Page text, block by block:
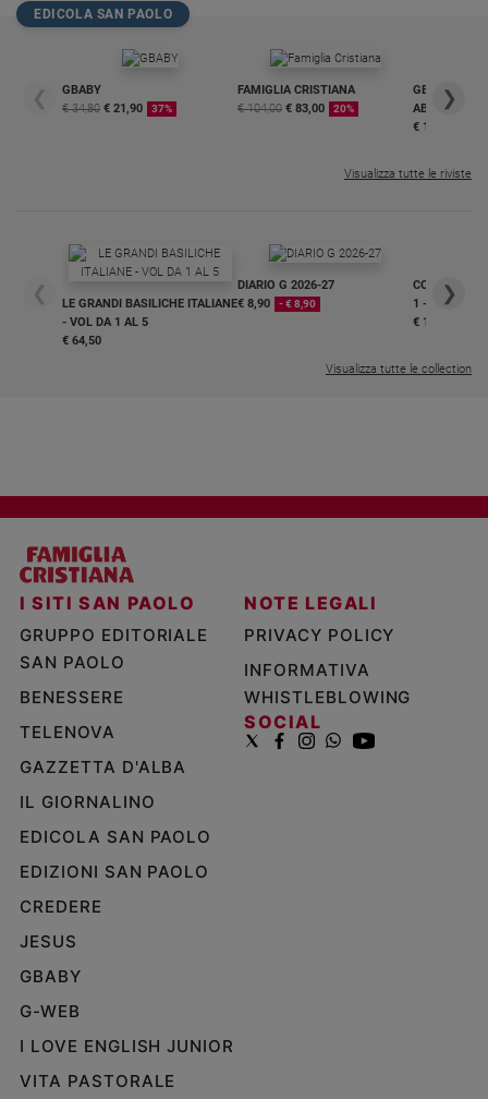
EDICOLA SAN PAOLO
❮
GBABY
€ 34,80 € 21,90 37%
FAMIGLIA CRISTIANA
€ 104,00 € 83,00 20%
GBABY
€ 16,99
❯
Visualizza tutte le riviste
❮
LE GRANDI BASILICHE ITALIANE
- VOL DA 1 AL 5
€ 64,50
DIARIO G 2026-27
€ 8,90
- € 8,90
COLLANA
1 - 2
€ 18,50
❯
Visualizza tutte le collection
I SITI SAN PAOLO
GRUPPO EDITORIALE
SAN PAOLO
BENESSERE
TELENOVA
GAZZETTA D'ALBA
IL GIORNALINO
EDICOLA SAN PAOLO
EDIZIONI SAN PAOLO
CREDERE
JESUS
GBABY
G-WEB
I LOVE ENGLISH JUNIOR
VITA PASTORALE
NOTE LEGALI
PRIVACY POLICY
INFORMATIVA
WHISTLEBLOWING
SOCIAL